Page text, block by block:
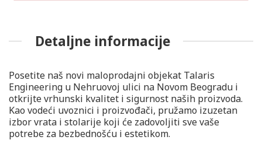
Detaljne informacije
Posetite naš novi maloprodajni objekat Talaris
Engineering u Nehruovoj ulici na Novom Beogradu i
otkrijte vrhunski kvalitet i sigurnost naših proizvoda.
Kao vodeći uvoznici i proizvođači, pružamo izuzetan
izbor vrata i stolarije koji će zadovoljiti sve vaše
potrebe za bezbednošću i estetikom.